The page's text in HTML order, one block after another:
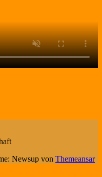
Newsup von Themeansar